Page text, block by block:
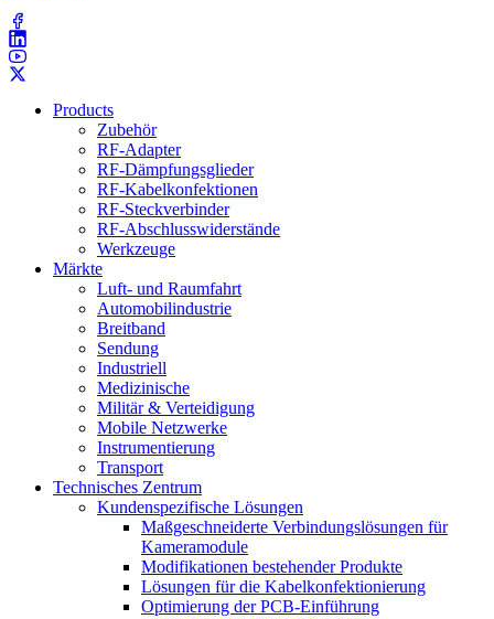
Products
Zubehör
RF-Adapter
RF-Dämpfungsglieder
RF-Kabelkonfektionen
RF-Steckverbinder
RF-Abschlusswiderstände
Werkzeuge
Märkte
Luft- und Raumfahrt
Automobilindustrie
Breitband
Sendung
Industriell
Medizinische
Militär & Verteidigung
Mobile Netzwerke
Instrumentierung
Transport
Technisches Zentrum
Kundenspezifische Lösungen
Maßgeschneiderte Verbindungslösungen für
Kameramodule
Modifikationen bestehender Produkte
Lösungen für die Kabelkonfektionierung
Optimierung der PCB-Einführung